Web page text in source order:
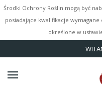
Środki Ochrony Roślin mogą być
posiadające kwalifikacje
określone w